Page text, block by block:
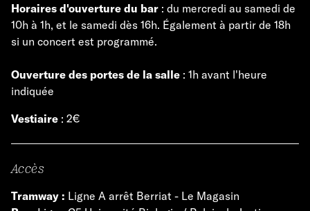
Horaires d'ouverture du bar : du mercredi au samedi de
10h à 1h, et le samedi dès 16h. Également à partir de 18h
si un concert est programmé.
Ouverture des portes de la salle : 1h avant l'heure
indiquée
Vestiaire : 2€
Accès
Tramway : Ligne A arrêt Berriat - Le Magasin